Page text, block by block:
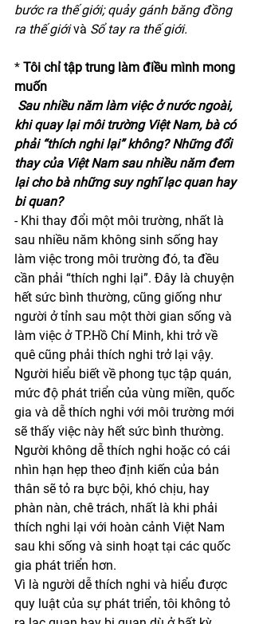
bước ra thế giới; quảy gánh băng đồng
ra thế giới và Sổ tay ra thế giới.
* Tôi chỉ tập trung làm điều mình mong
muốn
Sau nhiều năm làm việc ở nước ngoài,
khi quay lại môi trường Việt Nam, bà có
phải “thích nghi lại” không? Những đổi
thay của Việt Nam sau nhiều năm đem
lại cho bà những suy nghĩ lạc quan hay
bi quan?
- Khi thay đổi một môi trường, nhất là
sau nhiều năm không sinh sống hay
làm việc trong môi trường đó, ta đều
cần phải “thích nghi lại”. Đây là chuyện
hết sức bình thường, cũng giống như
người ở tỉnh sau một thời gian sống và
làm việc ở TP.Hồ Chí Minh, khi trở về
quê cũng phải thích nghi trở lại vậy.
Người hiểu biết về phong tục tập quán,
mức độ phát triển của vùng miền, quốc
gia và dễ thích nghi với môi trường mới
sẽ thấy việc này hết sức bình thường.
Người không dễ thích nghi hoặc có cái
nhìn hạn hẹp theo định kiến của bản
thân sẽ tỏ ra bực bội, khó chịu, hay
phàn nàn, chê trách, nhất là khi phải
thích nghi lại với hoàn cảnh Việt Nam
sau khi sống và sinh hoạt tại các quốc
gia phát triển hơn.
Vì là người dễ thích nghi và hiểu được
quy luật của sự phát triển, tôi không tỏ